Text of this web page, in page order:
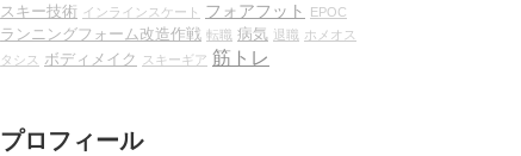
スキー技術 インラインスケート フォアフット EPOC
ランニングフォーム改造作戦 転職 病気 退職 ホメオス
タシス ボディメイク スキーギア 筋トレ
プロフィール